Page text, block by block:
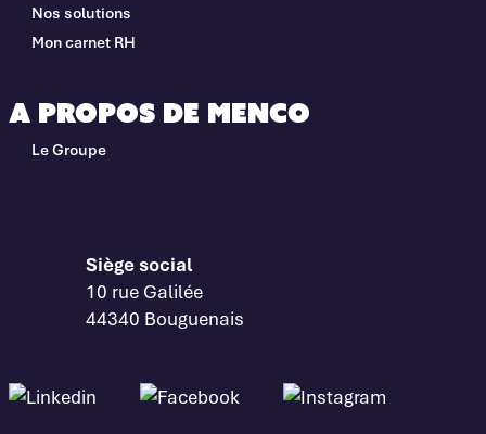
Nos solutions
Mon carnet RH
A propos de Menco
Le Groupe
Siège social
10 rue Galilée
44340 Bouguenais